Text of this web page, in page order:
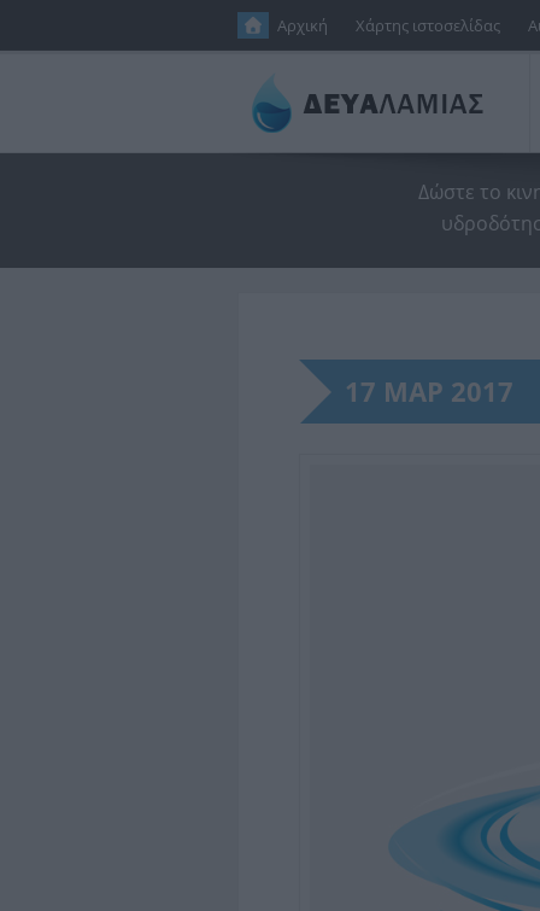
Παράκαμψη προς το κυρίως περιεχόμενοΑρχική Χάρτης ιστοσελίδας
Δώστε το
17 ΜΑΡ 2017